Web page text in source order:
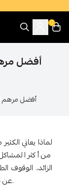
فلانتينو اكبر
0
أفضل
أفضل مرهم
لماذا يعاني
من أكثر
الزائد، الوقوف
عن حل موضعي يخفف الألم بدون آثار جانبية قوية.